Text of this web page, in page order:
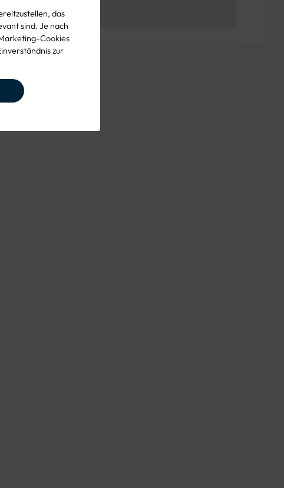
das
sind. Je nach
Cookies
zur